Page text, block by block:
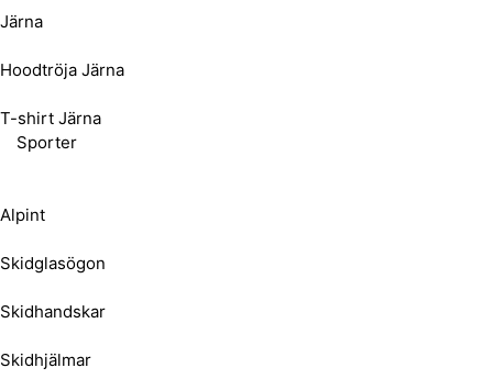
Järna
Hoodtröja Järna
T-shirt Järna
Sporter
Alpint
Skidglasögon
Skidhandskar
Skidhjälmar